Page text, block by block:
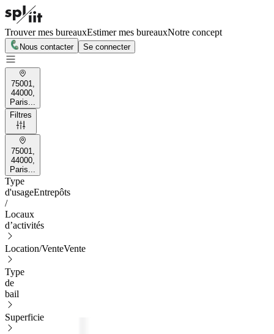
Trouver mes bureauxEstimer mes bureauxNotre concept
Nous contacter Se connecter
75001,
44000,
Paris...
Filtres
75001,
44000,
Paris...
Type
d'usageEntrepôts
/
Locaux
d’activités
Location/VenteVente
Type
de
bail
Superficie